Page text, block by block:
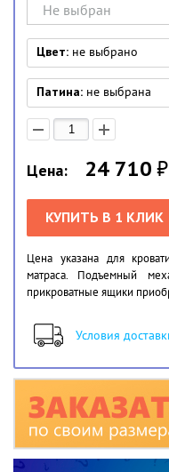
Не выбран
Цвет: не выбрано
Патина: не выбрана
Цена: 24 710₽
КУПИТЬ В 1 КЛИК
Цена указана для
матраса. Подъемный
прикроватные ящики
Условия